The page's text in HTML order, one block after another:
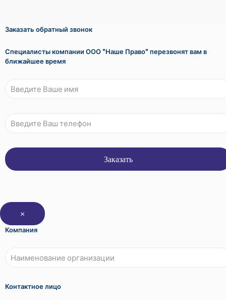
Заказать обратный звонок
Специалисты компании ООО "Наше Право" перезвонят вам в
ближайшее время
×
Компания
Контактное лицо